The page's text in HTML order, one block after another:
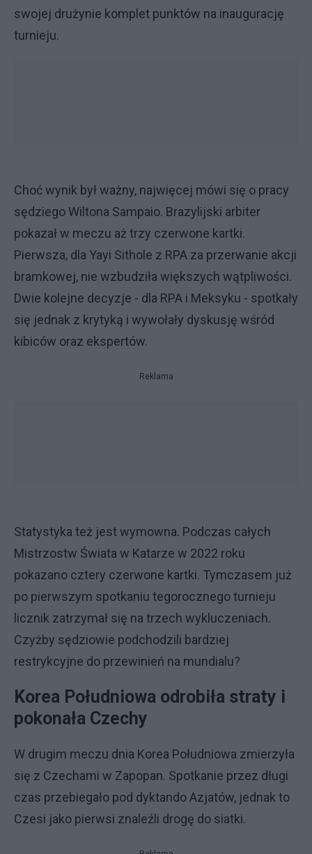
swojej drużynie komplet punktów na inaugurację
turnieju.
Choć wynik był ważny, najwięcej mówi się o pracy
sędziego Wiltona Sampaio. Brazylijski arbiter
pokazał w meczu aż trzy czerwone kartki.
Pierwsza, dla Yayi Sithole z RPA za przerwanie akcji
bramkowej, nie wzbudziła większych wątpliwości.
Dwie kolejne decyzje - dla RPA i Meksyku - spotkały
się jednak z krytyką i wywołały dyskusję wśród
kibiców oraz ekspertów.
Reklama
Statystyka też jest wymowna. Podczas całych
Mistrzostw Świata w Katarze w 2022 roku
pokazano cztery czerwone kartki. Tymczasem już
po pierwszym spotkaniu tegorocznego turnieju
licznik zatrzymał się na trzech wykluczeniach.
Czyżby sędziowie podchodzili bardziej
restrykcyjne do przewinień na mundialu?
Korea Południowa odrobiła straty i
pokonała Czechy
W drugim meczu dnia Korea Południowa zmierzyła
się z Czechami w Zapopan. Spotkanie przez długi
czas przebiegało pod dyktando Azjatów, jednak to
Czesi jako pierwsi znaleźli drogę do siatki.